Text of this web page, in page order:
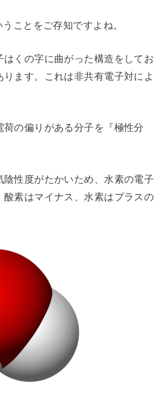
ことをご存知ですよね。
はくの字に曲がった構造をしてお
ります。これは非共有電子対によ
荷の偏りがある分子を『極性分
性度がたかいため、水素の電子
酸素はマイナス、水素はプラスの